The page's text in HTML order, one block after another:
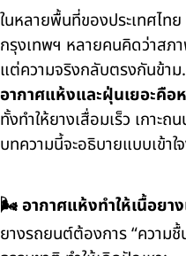
ในหลายพื้นที่ของประเทศไท
กรุงเทพฯ หลายคนคิดว่าสภ
แต่ความจริงกลับตรงกันข้า
อากาศแห้งและฝุ่นเยอะคื
ทั้งทำให้ยางเสื่อมเร็ว เกาะ
บทความนี้จะอธิบายแบบเข้า
🌬️ อากาศแห้งทำให้เนื้อยา
ยางรถยนต์ต้องการ “ความ